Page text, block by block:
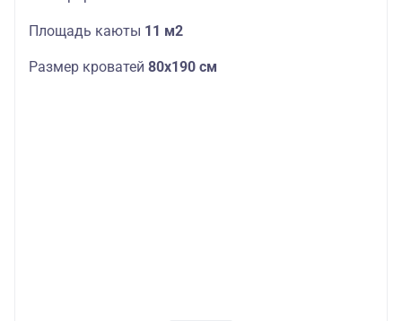
Площадь каюты 11 м2
Размер кроватей 80х190 см